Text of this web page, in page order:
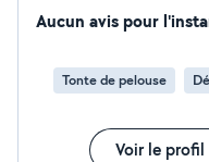
Aucun avis pour
Tonte de pelouse
Voir le profil